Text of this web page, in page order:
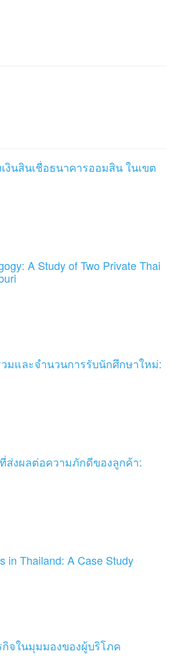
งินสินเชื่อธนาคารออมสิน ในเขต
A Study of Two Private Thai
มและจำนวนการรับนักศึกษาใหม่:
ส่งผลต่อความภักดีของลูกค้า:
in Thailand: A Case Study
จในมุมมองของผู้บริโภค